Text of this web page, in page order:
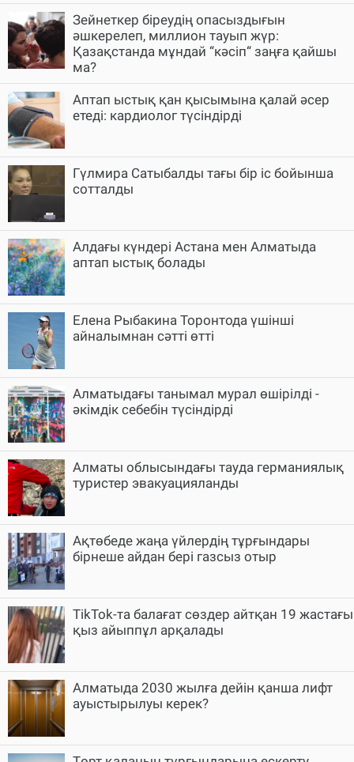
Зейнеткер біреудің опасыздығын
әшкерелеп, миллион тауып жүр:
Қазақстанда мұндай “кәсіп“ заңға қайшы
ма?
Аптап ыстық қан қысымына қалай әсер
етеді: кардиолог түсіндірді
Гүлмира Сатыбалды тағы бір іс бойынша
сотталды
Алдағы күндері Астана мен Алматыда
аптап ыстық болады
Елена Рыбакина Торонтода үшінші
айналымнан сәтті өтті
Алматыдағы танымал мурал өшірілді -
әкімдік себебін түсіндірді
Алматы облысындағы тауда германиялық
туристер эвакуацияланды
Ақтөбеде жаңа үйлердің тұрғындары
бірнеше айдан бері газсыз отыр
TikTok-та балағат сөздер айтқан 19 жастағы
қыз айыппұл арқалады
Алматыда 2030 жылға дейін қанша лифт
ауыстырылуы керек?